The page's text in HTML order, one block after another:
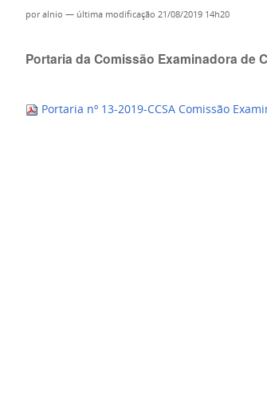
poralnio — última modificação 21/08/2019 14h20
Portaria da Comissão Examinadora de
Portaria nº 13-2019-CCSA Comissão